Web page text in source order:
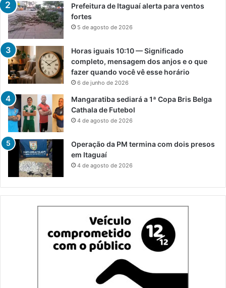
Prefeitura de Itaguaí alerta para ventos
fortes
5 de agosto de 2026
Horas iguais 10:10 — Significado
completo, mensagem dos anjos e o que
fazer quando você vê esse horário
6 de junho de 2026
Mangaratiba sediará a 1ª Copa Bris Belga
Cathala de Futebol
4 de agosto de 2026
Operação da PM termina com dois presos
em Itaguaí
4 de agosto de 2026